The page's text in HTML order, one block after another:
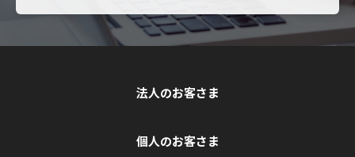
法人のお客さま
個人のお客さま